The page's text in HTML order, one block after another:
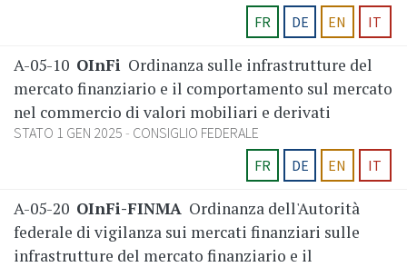
FR
DE EN IT
A-05-10 OInFi Ordinanza sulle infrastrutture del
mercato finanziario e il comportamento sul mercato
nel commercio di valori mobiliari e derivati
STATO 1 GEN 2025
CONSIGLIO FEDERALE
FR
DE EN IT
A-05-20 OInFi-FINMA Ordinanza dell'Autorità
federale di vigilanza sui mercati finanziari sulle
infrastrutture del mercato finanziario e il